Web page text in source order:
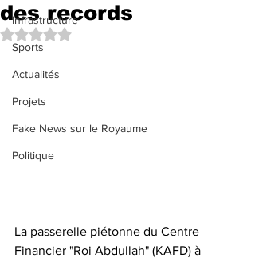
Infrastructure
Sports
Actualités
Projets
Fake News sur le Royaume
Politique
des records
Noté NaN étoiles sur 5.
La passerelle piétonne du Centre
Financier "Roi Abdullah" (KAFD) à